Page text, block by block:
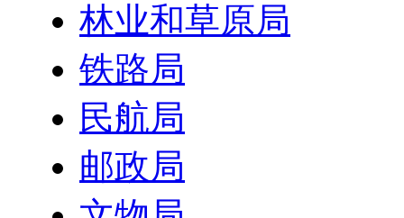
林业和草原局
铁路局
民航局
邮政局